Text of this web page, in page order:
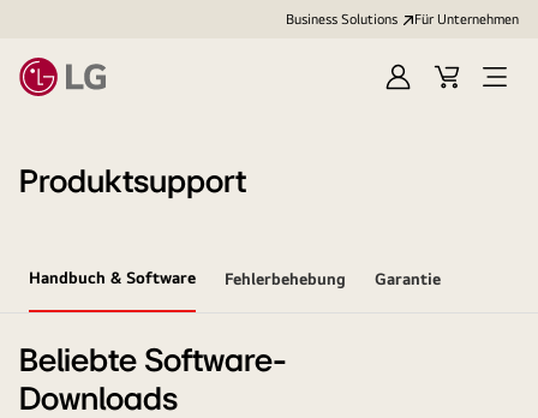
Business Solutions Für Unternehmen
Anmelden
Cart
Open
Produktsupport
Handbuch & Software Fehlerbehebung Garantie
Beliebte Software-
Downloads